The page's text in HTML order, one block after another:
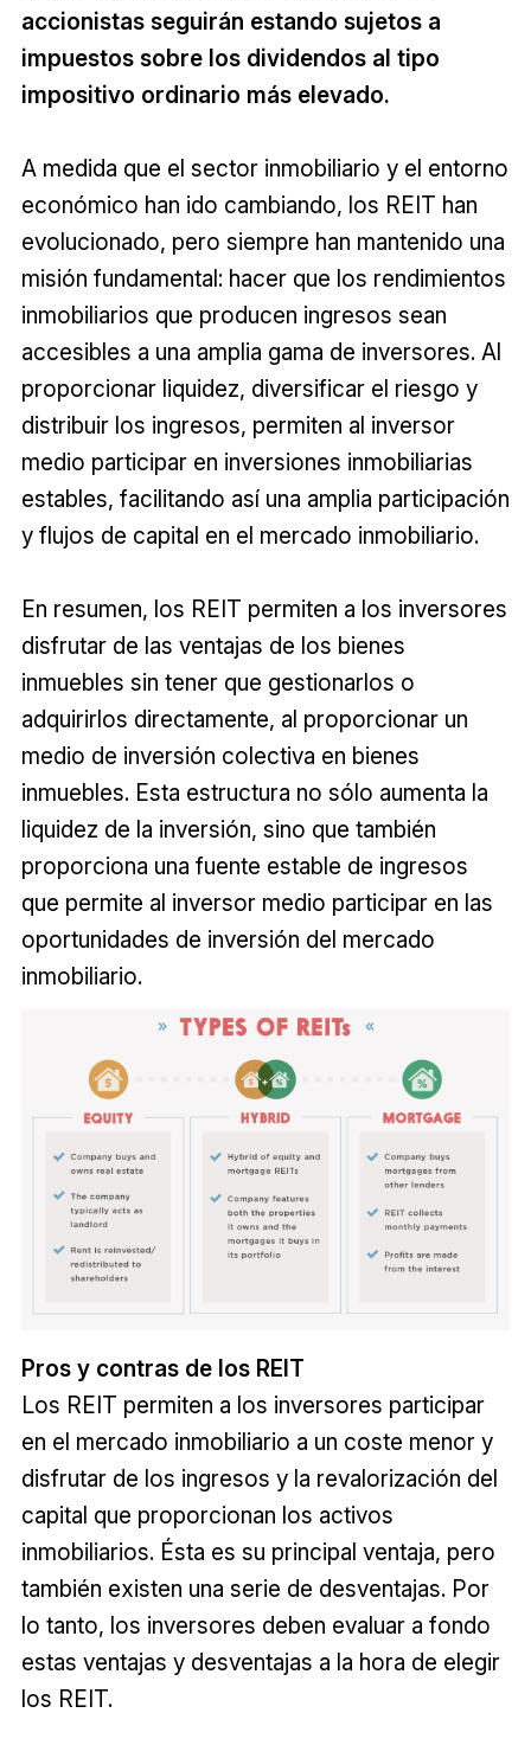
accionistas seguirán estando sujetos a
impuestos sobre los dividendos al tipo
impositivo ordinario más elevado.
A medida que el sector inmobiliario y el entorno
económico han ido cambiando, los REIT han
evolucionado, pero siempre han mantenido una
misión fundamental: hacer que los rendimientos
inmobiliarios que producen ingresos sean
accesibles a una amplia gama de inversores. Al
proporcionar liquidez, diversificar el riesgo y
distribuir los ingresos, permiten al inversor
medio participar en inversiones inmobiliarias
estables, facilitando así una amplia participación
y flujos de capital en el mercado inmobiliario.
En resumen, los REIT permiten a los inversores
disfrutar de las ventajas de los bienes
inmuebles sin tener que gestionarlos o
adquirirlos directamente, al proporcionar un
medio de inversión colectiva en bienes
inmuebles. Esta estructura no sólo aumenta la
liquidez de la inversión, sino que también
proporciona una fuente estable de ingresos
que permite al inversor medio participar en las
oportunidades de inversión del mercado
inmobiliario.
Pros y contras de los REIT
Los REIT permiten a los inversores participar
en el mercado inmobiliario a un coste menor y
disfrutar de los ingresos y la revalorización del
capital que proporcionan los activos
inmobiliarios. Ésta es su principal ventaja, pero
también existen una serie de desventajas. Por
lo tanto, los inversores deben evaluar a fondo
estas ventajas y desventajas a la hora de elegir
los REIT.